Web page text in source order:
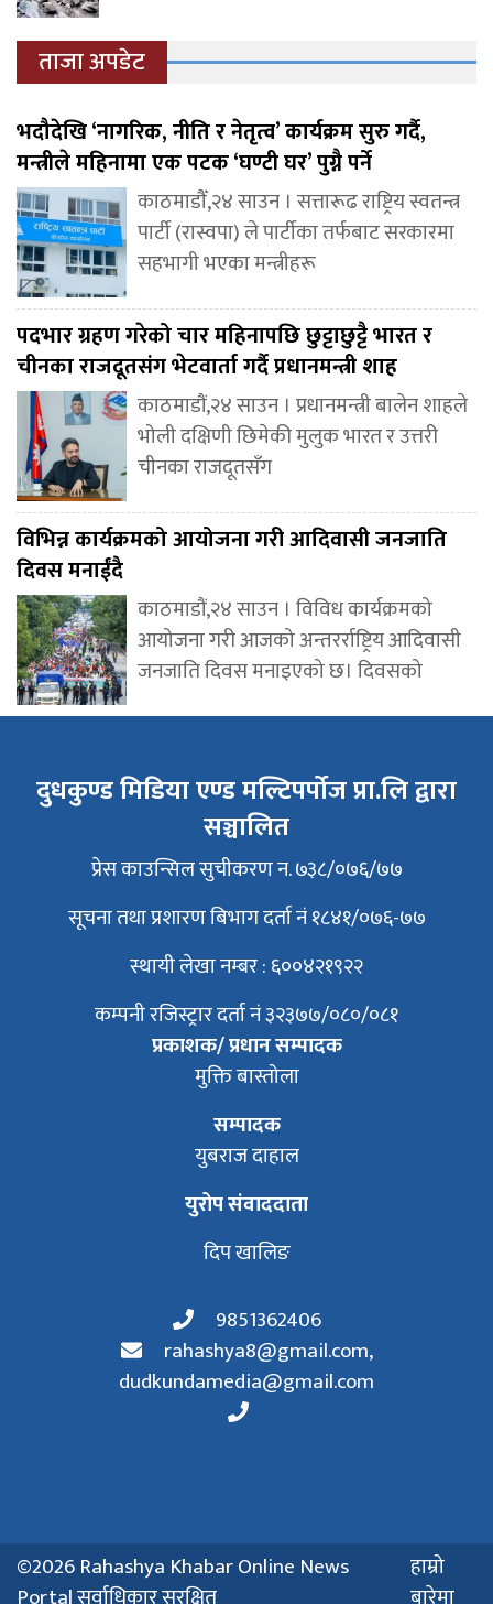
ताजा अपडेट
भदौदेखि ‘नागरिक, नीति र नेतृत्व’ कार्यक्रम सुरु गर्दै,
मन्त्रीले महिनामा एक पटक ‘घण्टी घर’ पुग्नै पर्ने
काठमाडौँ,२४ साउन । सत्तारूढ राष्ट्रिय स्वतन्त्र
पार्टी (रास्वपा) ले पार्टीका तर्फबाट सरकारमा
सहभागी भएका मन्त्रीहरू
पदभार ग्रहण गरेको चार महिनापछि छुट्टाछुट्टै भारत र
चीनका राजदूतसंग भेटवार्ता गर्दै प्रधानमन्त्री शाह
काठमाडौं,२४ साउन । प्रधानमन्त्री बालेन शाहले
भोली दक्षिणी छिमेकी मुलुक भारत र उत्तरी
चीनका राजदूतसँग
विभिन्न कार्यक्रमको आयोजना गरी आदिवासी जनजाति
दिवस मनाईंदै
काठमाडौं,२४ साउन । विविध कार्यक्रमको
आयोजना गरी आजको अन्तरर्राष्ट्रिय आदिवासी
जनजाति दिवस मनाइएको छ। दिवसको
दुधकुण्ड मिडिया एण्ड मल्टिपर्पोज प्रा.लि द्वारा
सञ्चालित
प्रेस काउन्सिल सुचीकरण न. ७३८/०७६/७७
सूचना तथा प्रशारण बिभाग दर्ता नं १८४१/०७६-७७
स्थायी लेखा नम्बर : ६००४२१९२२
कम्पनी रजिस्ट्रार दर्ता नं ३२३७७/०८०/०८१
प्रकाशक/ प्रधान सम्पादक
मुक्ति बास्तोला
सम्पादक
युबराज दाहाल
युरोप संवाददाता
दिप खालिङ
9851362406
rahashya8@gmail.com,
dudkundamedia@gmail.com
©2026 Rahashya Khabar Online News
हाम्रो